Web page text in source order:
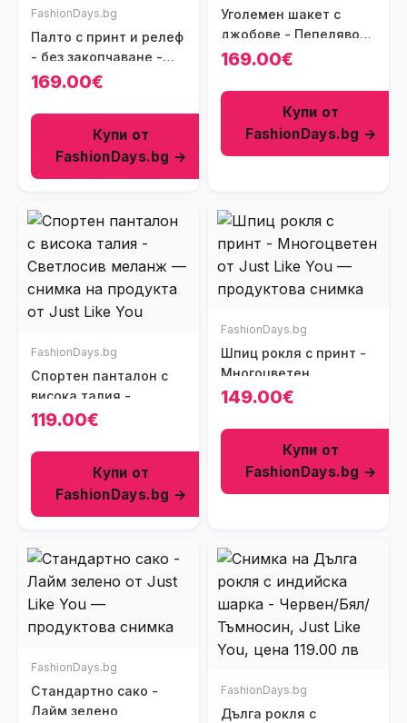
FashionDays.bg
Палто с принт и релеф
- без закопчаване -
Бял/Черен
169.00€
Купи от
FashionDays.bg →
Уголемен шакет с
джобове - Пепеляво
сиво
169.00€
Купи от
FashionDays.bg →
FashionDays.bg
Спортен панталон с
висока талия -
Светлосив меланж
119.00€
Купи от
FashionDays.bg →
FashionDays.bg
Шпиц рокля с принт -
Многоцветен
149.00€
Купи от
FashionDays.bg →
FashionDays.bg
Стандартно сако -
Лайм зелено
FashionDays.bg
Дълга рокля с